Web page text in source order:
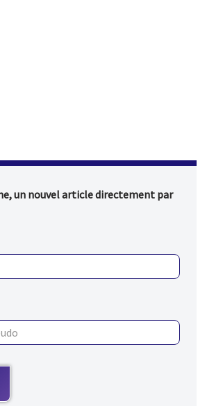
un nouvel article directement par